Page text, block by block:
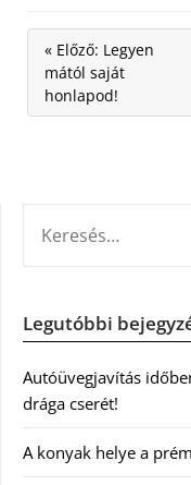
« Előző: Legyen
mától saját
honlapod!
Legutóbbi
Autóüvegjavítás
drága cserét!
A konyak helye a